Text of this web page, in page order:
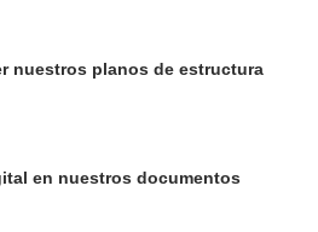
nuestros planos de estructura
en nuestros documentos